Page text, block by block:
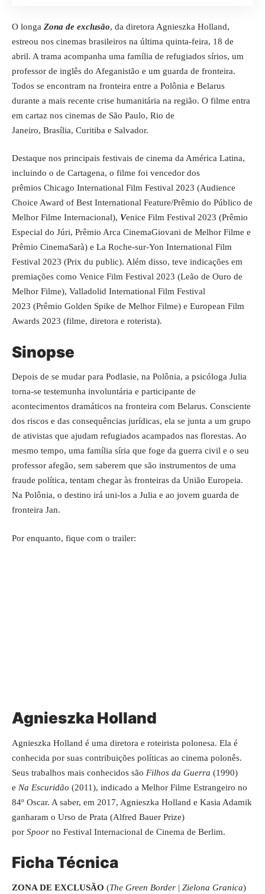
O longa Zona de exclusão, da diretora Agnieszka Holland,
estreou nos cinemas brasileiros na última quinta-feira, 18 de
abril. A trama acompanha uma família de refugiados sírios, um
professor de inglês do Afeganistão e um guarda de fronteira.
Todos se encontram na fronteira entre a Polônia e Belarus
durante a mais recente crise humanitária na região. O filme entra
em cartaz nos cinemas de São Paulo, Rio de
Janeiro, Brasília, Curitiba e Salvador.
Destaque nos principais festivais de cinema da América Latina,
incluindo o de Cartagena, o filme foi vencedor dos
prêmios Chicago International Film Festival 2023 (Audience
Choice Award of Best International Feature/Prêmio do Público de
Melhor Filme Internacional), Venice Film Festival 2023 (Prêmio
Especial do Júri, Prêmio Arca CinemaGiovani de Melhor Filme e
Prêmio CinemaSarà) e La Roche-sur-Yon International Film
Festival 2023 (Prix du public). Além disso, teve indicações em
premiações como Venice Film Festival 2023 (Leão de Ouro de
Melhor Filme), Valladolid International Film Festival
2023 (Prêmio Golden Spike de Melhor Filme) e European Film
Awards 2023 (filme, diretora e roterista).
Sinopse
Depois de se mudar para Podlasie, na Polônia, a psicóloga Julia
torna-se testemunha involuntária e participante de
acontecimentos dramáticos na fronteira com Belarus. Consciente
dos riscos e das consequências jurídicas, ela se junta a um grupo
de ativistas que ajudam refugiados acampados nas florestas. Ao
mesmo tempo, uma família síria que foge da guerra civil e o seu
professor afegão, sem saberem que são instrumentos de uma
fraude política, tentam chegar às fronteiras da União Europeia.
Na Polônia, o destino irá uni-los a Julia e ao jovem guarda de
fronteira Jan.
Por enquanto, fique com o trailer:
Agnieszka Holland
Agnieszka Holland é uma diretora e roteirista polonesa. Ela é
conhecida por suas contribuições políticas ao cinema polonês.
Seus trabalhos mais conhecidos são Filhos da Guerra (1990)
e Na Escuridão (2011), indicado a Melhor Filme Estrangeiro no
84º Oscar. A saber, em 2017, Agnieszka Holland e Kasia Adamik
ganharam o Urso de Prata (Alfred Bauer Prize)
por Spoor no Festival Internacional de Cinema de Berlim.
Ficha Técnica
ZONA DE EXCLUSÃO (The Green Border | Zielona Granica)